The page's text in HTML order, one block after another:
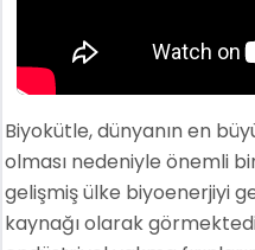
Biyokütle, dünyanın en
olması nedeniyle önemli
gelişmiş ülke biyoenerjiyi
kaynağı olarak